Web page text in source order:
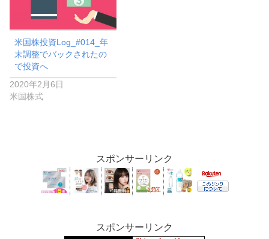
米国株投資Log_#014_年
末調整でバックされたの
で投資へ
2020年2月6日
米国株式
スポンサーリンク
スポンサーリンク